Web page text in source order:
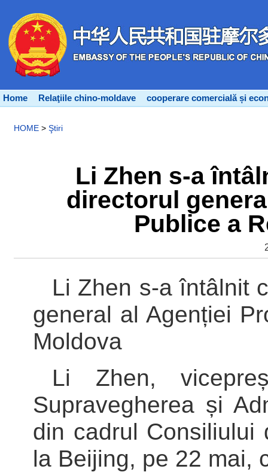
Home Relaţiile chino-moldave cooperare comercială și
HOME > Ştiri
Li Zhen s-a
directorul
Publice a
Li Zhen s-a întâlnit
general al Agenției
Moldova
Li Zhen,
Supravegherea și
din cadrul Consiliului
la Beijing, pe 22 mai,